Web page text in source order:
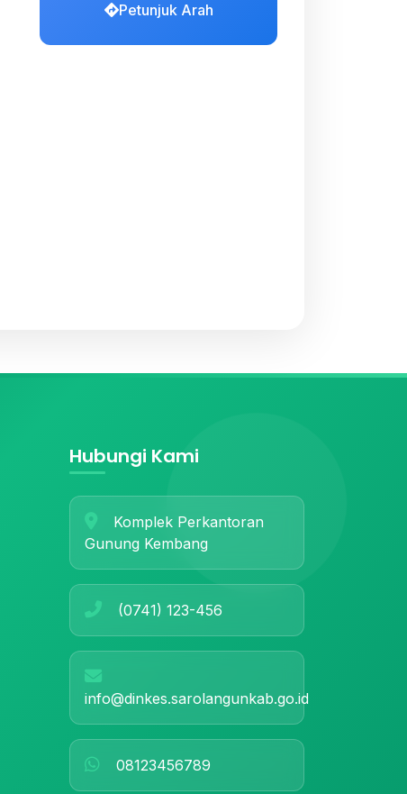
Petunjuk Arah
Hubungi Kami
Komplek Perkantoran
Gunung Kembang
(0741) 123-456
info@dinkes.sarolangunkab.go.id
08123456789